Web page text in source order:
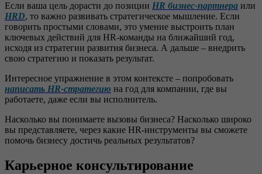
Если ваша цель дорасти до позиции HR бизнес-партнера или
HRD, то важно развивать стратегическое мышление. Если
говорить простыми словами, это умение выстроить план
ключевых действий для HR-команды на ближайший год,
исходя из стратегии развития бизнеса. А дальше – внедрить
свою стратегию и показать результат.
Интересное упражнение в этом контексте – попробовать
написать HR-стратегию на год для компании, где вы
работаете, даже если вы исполнитель.
Насколько вы понимаете вызовы бизнеса? Насколько широко
вы представляете, через какие HR-инструменты вы сможете
помочь бизнесу достичь реальных результатов?
Карьерное консультирование